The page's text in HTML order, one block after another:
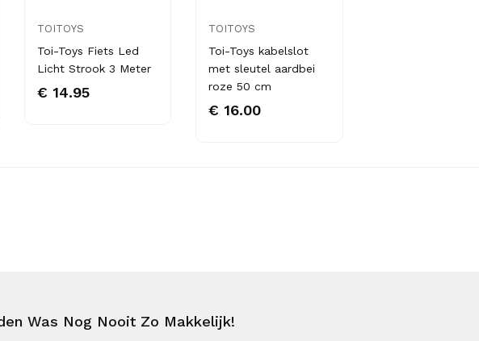
TOITOYS
Toi-Toys Fiets Led
Licht Strook 3 Meter
€ 14.95
TOITOYS
Toi-Toys kabelslot
met sleutel aardbei
roze 50 cm
€ 16.00
Was Nog Nooit Zo Makkelijk!